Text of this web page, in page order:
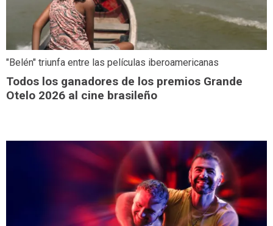
"Belén" triunfa entre las películas iberoamericanas
Todos los ganadores de los premios Grande
Otelo 2026 al cine brasileño